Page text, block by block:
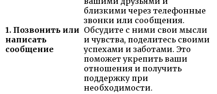
1. Позвонить или
написать
сообщение
близкими через телефонные
звонки или сообщения.
Обсудите с ними свои мысли
и чувства, поделитесь своими
успехами и заботами. Это
поможет укрепить ваши
отношения и получить
поддержку при
необходимости.